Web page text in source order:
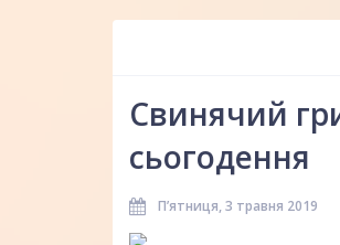
Cвинячий
сьогодення
Пʼятниця, 3 травня 2019